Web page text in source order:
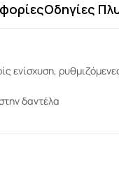
Οδηγίες
ενίσχυση,
δαντέλα